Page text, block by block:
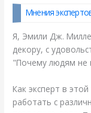
Мнения
Я, Эмили Дж.
декору, с
"Почему людям не
Как эксперт в
работать с